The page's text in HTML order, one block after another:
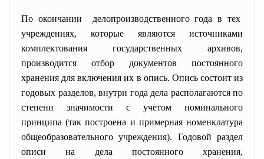
По окончании делопроизводственного года в тех
учреждениях, которые являются источниками
комплектования государственных архивов,
производится отбор документов постоянного
хранения для включения их в опись. Опись состоит из
годовых разделов, внутри года дела располагаются по
степени значимости с учетом номинального
принципа (так построена и примерная номенклатура
общеобразовательного учреждения). Годовой раздел
описи на дела постоянного хранения,